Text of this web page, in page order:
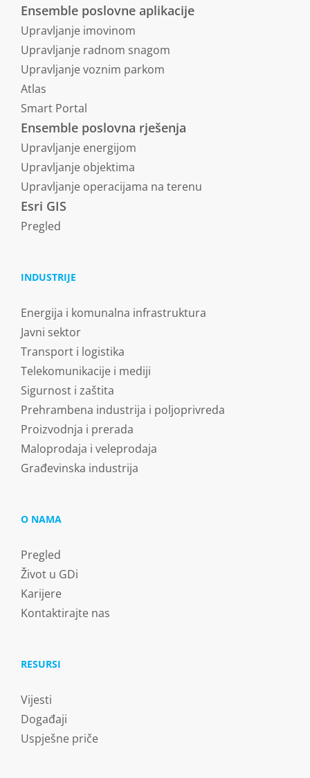
Ensemble poslovne aplikacije
Upravljanje imovinom
Upravljanje radnom snagom
Upravljanje voznim parkom
Atlas
Smart Portal
Ensemble poslovna rješenja
Upravljanje energijom
Upravljanje objektima
Upravljanje operacijama na terenu
Esri GIS
Pregled
INDUSTRIJE
Energija i komunalna infrastruktura
Javni sektor
Transport i logistika
Telekomunikacije i mediji
Sigurnost i zaštita
Prehrambena industrija i poljoprivreda
Proizvodnja i prerada
Maloprodaja i veleprodaja
Građevinska industrija
O NAMA
Pregled
Život u GDi
Karijere
Kontaktirajte nas
RESURSI
Vijesti
Događaji
Uspješne priče